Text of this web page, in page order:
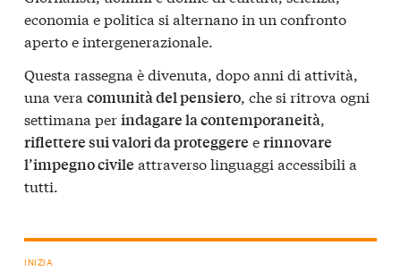
economia e politica si alternano in un confronto
aperto e intergenerazionale.
Questa rassegna è divenuta, dopo anni di attività,
una vera comunità del pensiero, che si ritrova ogni
settimana perindagare la contemporaneità,
riflettere sui valori da proteggere erinnovare
l’impegno civile attraverso linguaggi accessibili a
tutti.
INIZIA